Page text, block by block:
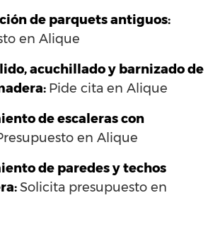
de parquets antiguos:
en Alique
acuchillado y barnizado de
Pide cita en Alique
de escaleras con
en Alique
de paredes y techos
Solicita presupuesto en